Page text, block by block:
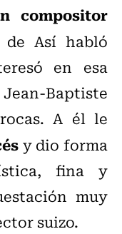
compositor
Así habló
en esa
Baptiste
A él le
y dio forma
fina y
muy
suizo.